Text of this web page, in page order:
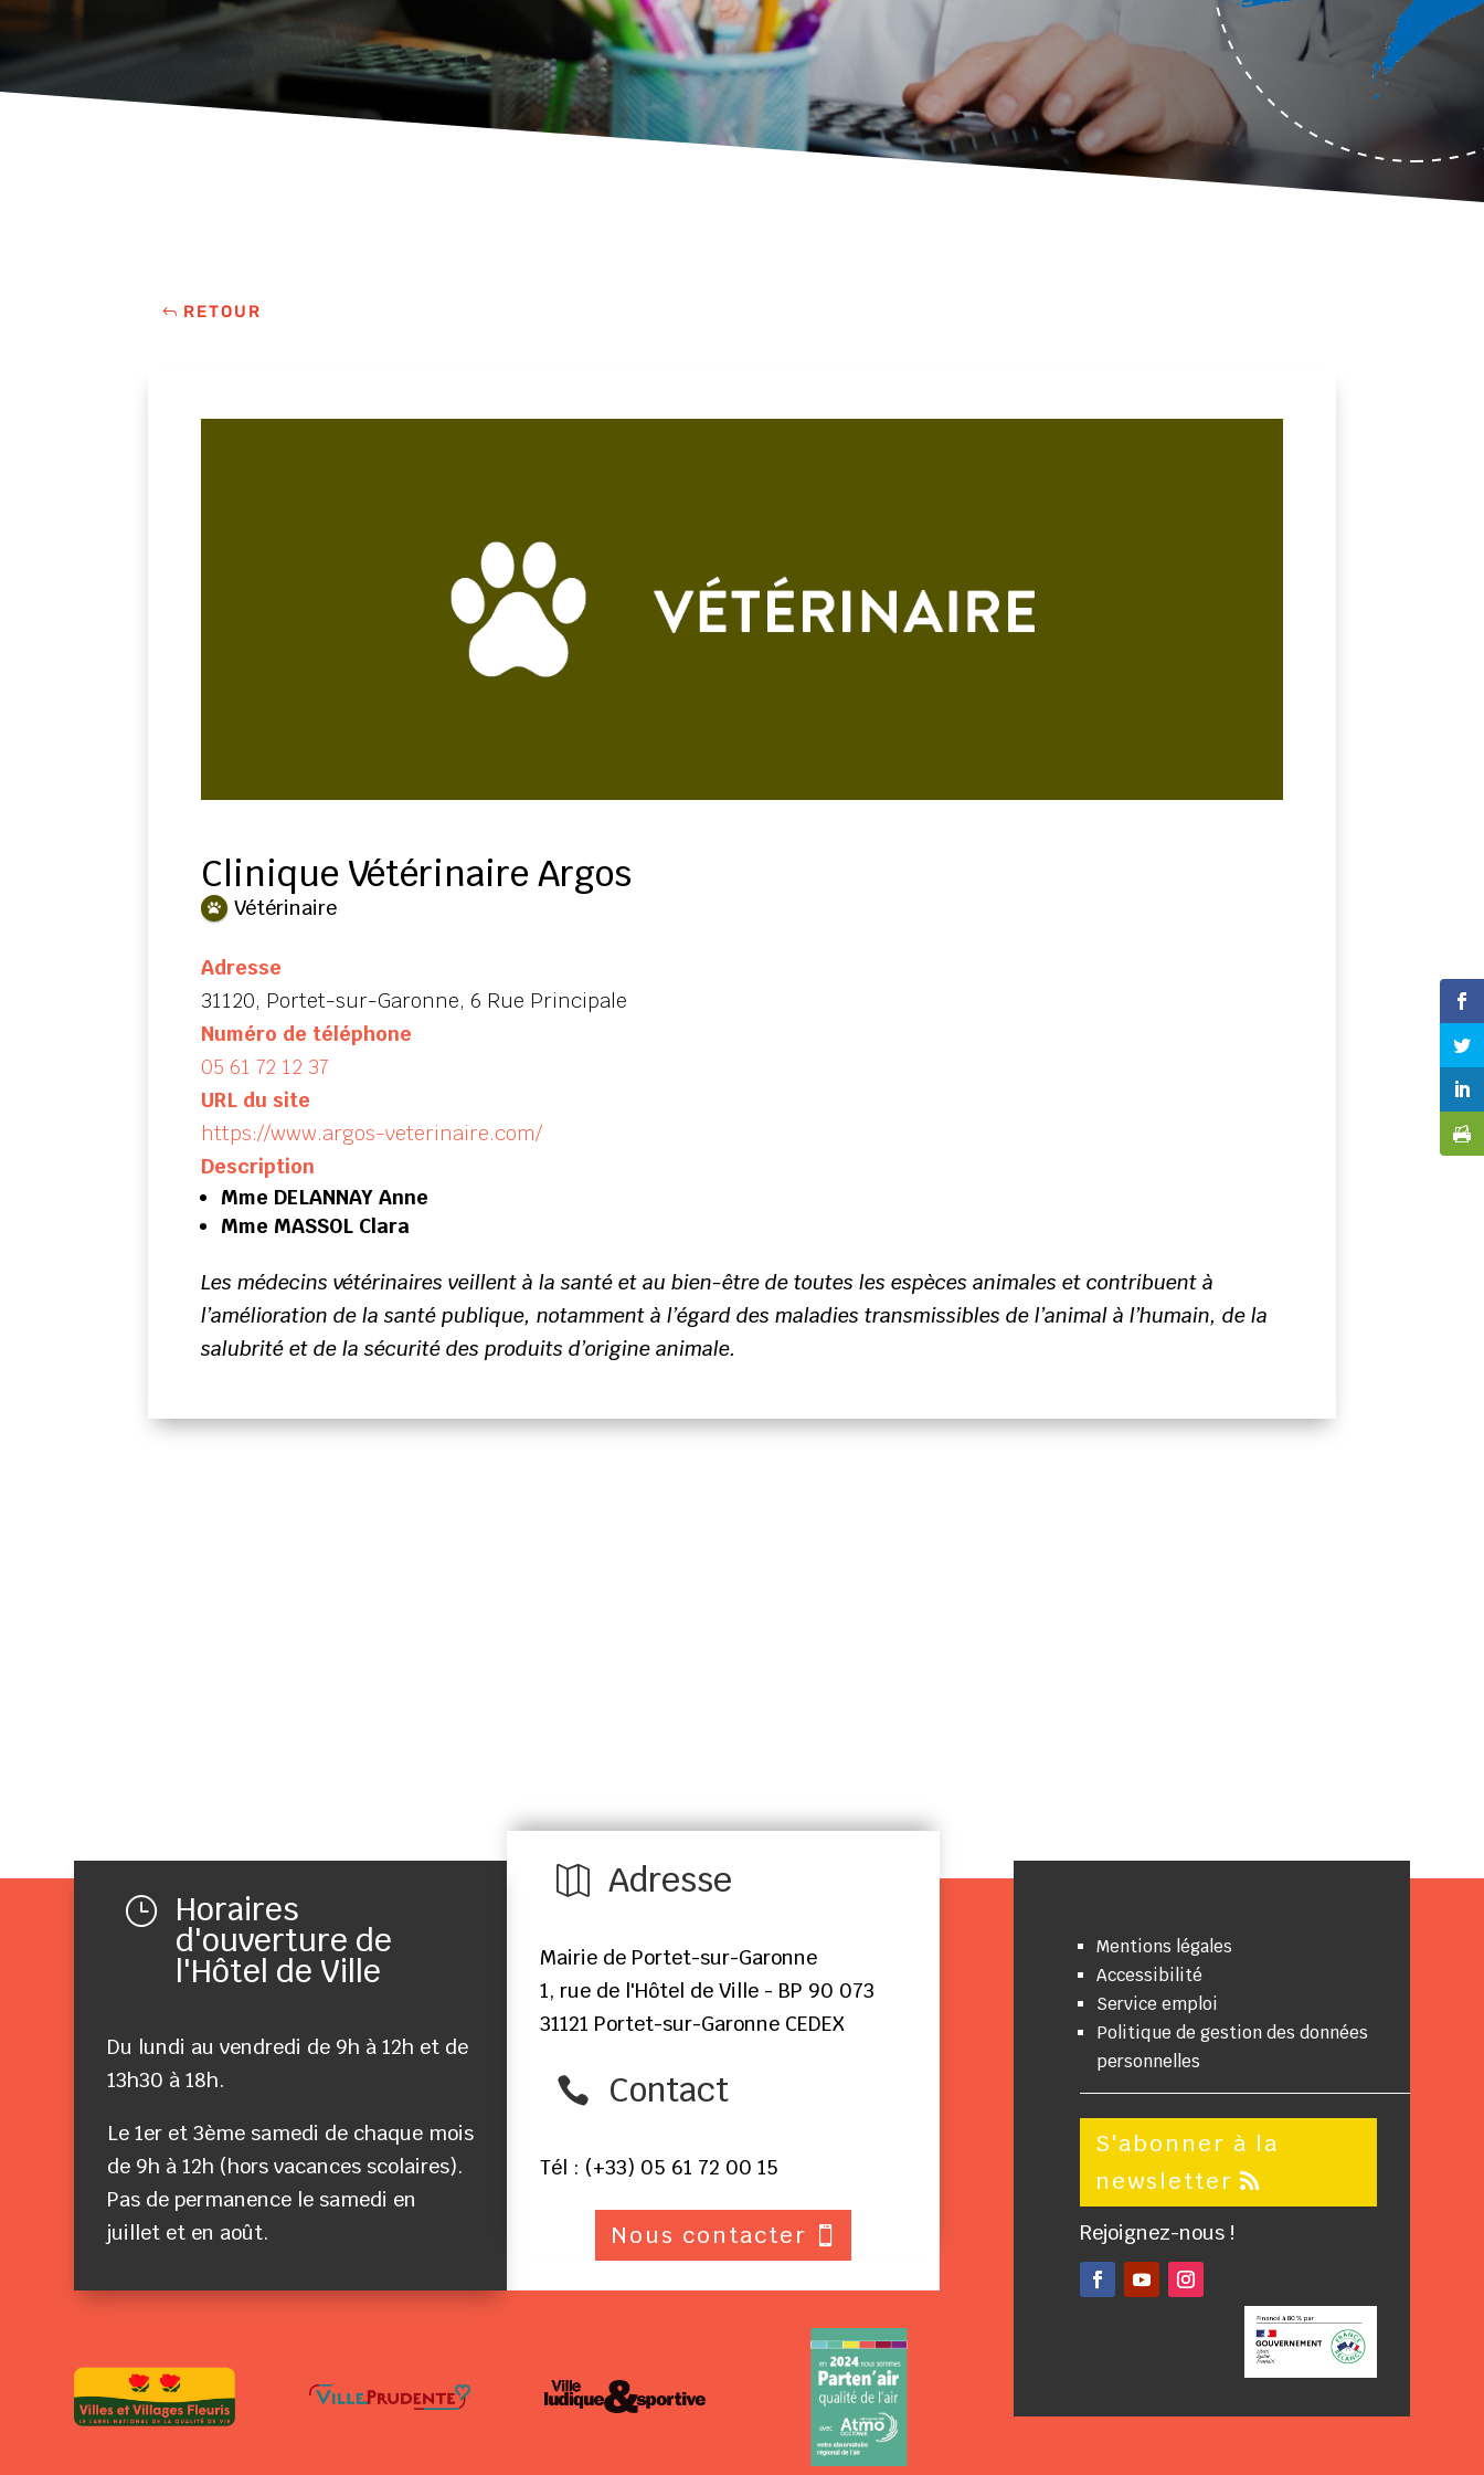
RETOUR
Clinique Vétérinaire Argos
Vétérinaire
Adresse
31120, Portet-sur-Garonne, 6 Rue Principale
Numéro de téléphone
05 61 72 12 37
URL du site
https://www.argos-veterinaire.com/
Description
Mme DELANNAY Anne
Mme MASSOL Clara
Les médecins vétérinaires veillent à la santé et au bien-être de toutes les espèces animales et contribuent à
l’amélioration de la santé publique, notamment à l’égard des maladies transmissibles de l’animal à l’humain, de la
salubrité et de la sécurité des produits d’origine animale.
} Horaires
d'ouverture de
l'Hôtel de Ville
Du lundi au vendredi de 9h à 12h et de
13h30 à 18h.
Le 1er et 3ème samedi de chaque mois
de 9h à 12h (hors vacances scolaires).
Pas de permanence le samedi en
juillet et en août.
 Adresse
Mairie de Portet-sur-Garonne
1, rue de l'Hôtel de Ville - BP 90 073
31121 Portet-sur-Garonne CEDEX
 Contact
Tél : (+33) 05 61 72 00 15
Nous contacter
Mentions légales
Accessibilité
Service emploi
Politique de gestion des données
personnelles
S'abonner à la
newsletter
Rejoignez-nous !
Instagram